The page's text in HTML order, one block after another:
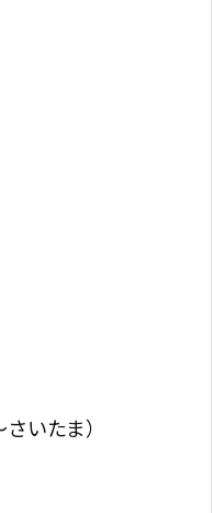
いたま）